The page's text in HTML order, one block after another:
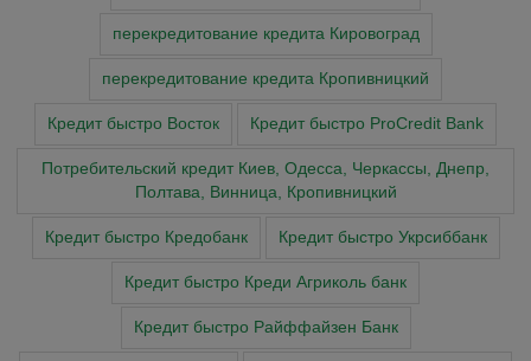
перекредитование кредита Кировоград
перекредитование кредита Кропивницкий
Кредит быстро Восток Кредит быстро ProCredit Bank
Потребительский кредит Киев, Одесса, Черкассы, Днепр,
Полтава, Винница, Кропивницкий
Кредит быстро Кредобанк Кредит быстро Укрсиббанк
Кредит быстро Креди Агриколь банк
Кредит быстро Райффайзен Банк